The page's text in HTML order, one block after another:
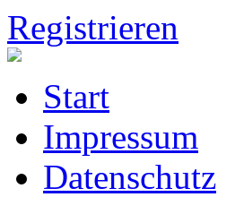
Registrieren
Start
Impressum
Datenschutz